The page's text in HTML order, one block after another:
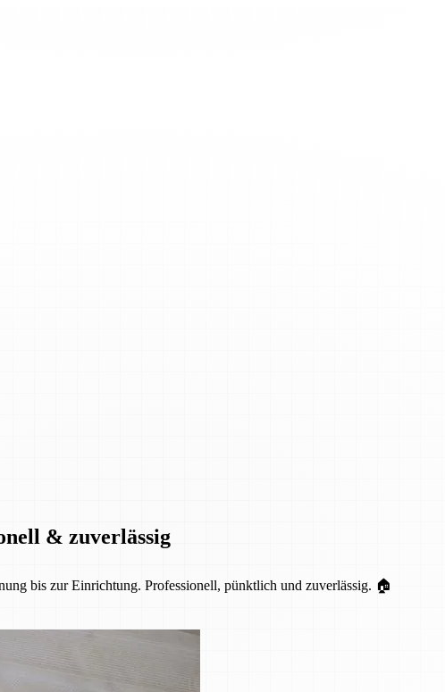
& zuverlässig
bis zur Einrichtung. Professionell, pünktlich und zuverlässig. 🏠